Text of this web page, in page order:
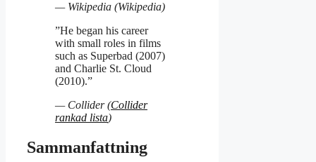
— Wikipedia (Wikipedia)
”He began his career
with small roles in films
such as Superbad (2007)
and Charlie St. Cloud
(2010).”
— Collider (Collider
rankad lista)
Sammanfattning